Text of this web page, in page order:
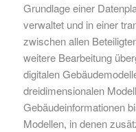
Grundlage einer
verwaltet und in einer
zwischen allen
weitere Bearbeitung
digitalen
dreidimensionalen
Gebäudeinformationen
Modellen, in denen